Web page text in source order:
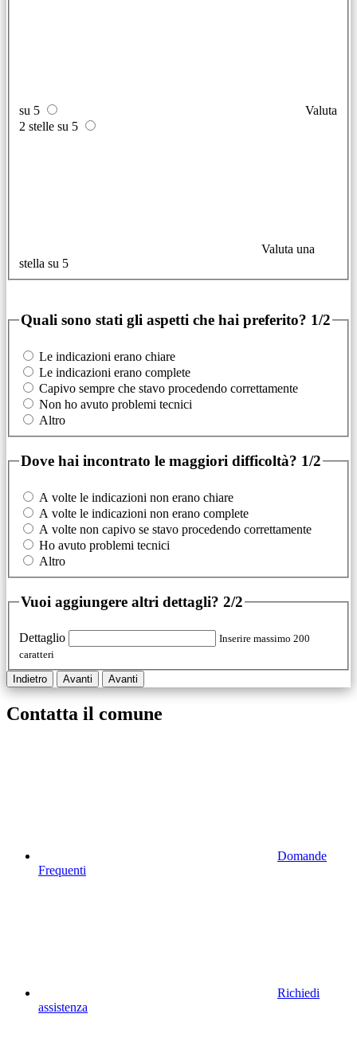
su 5
Valuta
2 stelle su 5
Valuta una
stella su 5
Quali sono stati gli aspetti che hai preferito? 1/2
Le indicazioni erano chiare
Le indicazioni erano complete
Capivo sempre che stavo procedendo correttamente
Non ho avuto problemi tecnici
Altro
Dove hai incontrato le maggiori difficoltà? 1/2
A volte le indicazioni non erano chiare
A volte le indicazioni non erano complete
A volte non capivo se stavo procedendo correttamente
Ho avuto problemi tecnici
Altro
Vuoi aggiungere altri dettagli? 2/2
Dettaglio
Inserire massimo 200
caratteri
Indietro Avanti Avanti
Contatta il comune
Domande
Frequenti
Richiedi
assistenza